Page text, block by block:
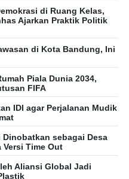
di Ruang Kelas,
Ajarkan Praktik Politik
di Kota Bandung, Ini
Piala Dunia 2034,
FIFA
IDI agar Perjalanan Mudik
sebagai Desa
Time Out
Aliansi Global Jadi